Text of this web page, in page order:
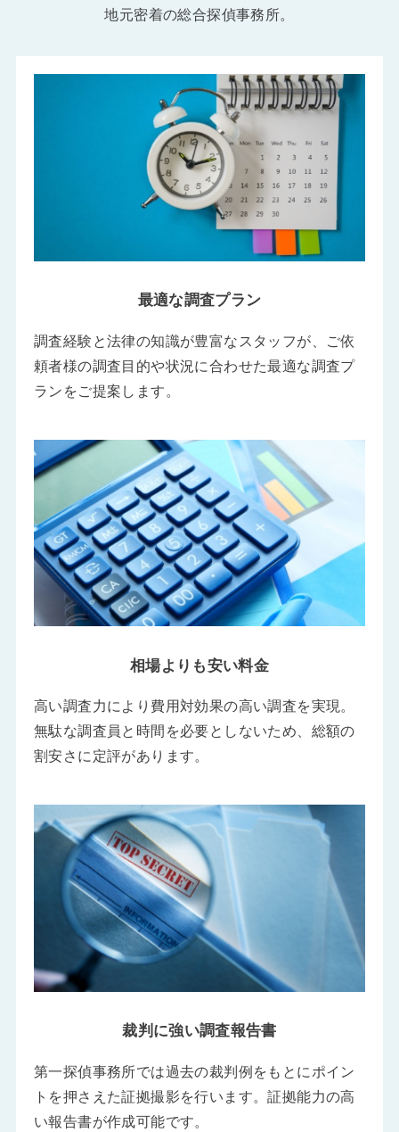
地元密着の総合探偵事務所。
最適な調査プラン
調査経験と法律の知識が豊富なスタッフが、ご依
頼者様の調査目的や状況に合わせた最適な調査プ
ランをご提案します。
相場よりも安い料金
高い調査力により費用対効果の高い調査を実現。
無駄な調査員と時間を必要としないため、総額の
割安さに定評があります。
裁判に強い調査報告書
第一探偵事務所では過去の裁判例をもとにポイン
トを押さえた証拠撮影を行います。証拠能力の高
い報告書が作成可能です。